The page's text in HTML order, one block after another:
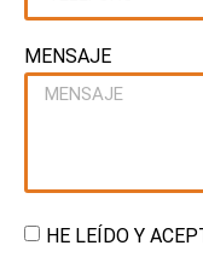
MENSAJE
HE LEÍDO Y